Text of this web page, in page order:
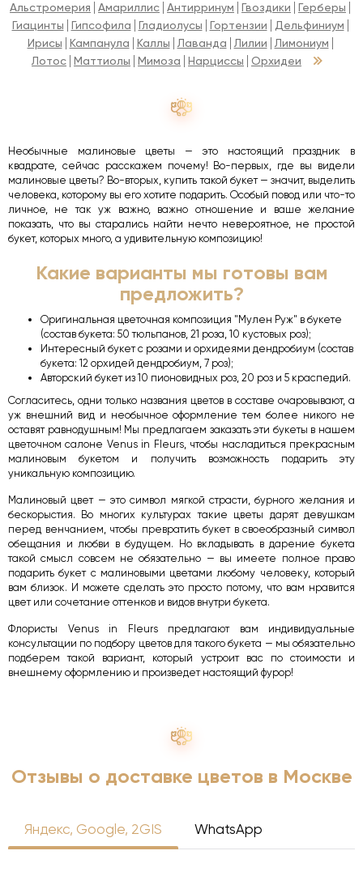
Альстромерия Амариллис Антирринум Гвоздики
Герберы
Гиацинты
Гипсофила Гладиолусы Гортензии
Дельфиниум
Ирисы
Кампанула Каллы Лаванда Лилии
Лимониум
Лотос Маттиолы Мимоза Нарциссы Орхидеи
Необычные малиновые цветы — это настоящий праздник в
квадрате, сейчас расскажем почему! Во-первых, где вы видели
малиновые цветы? Во-вторых, купить такой букет — значит, выделить
человека, которому вы его хотите подарить. Особый повод или что-то
личное, не так уж важно, важно отношение и ваше желание
показать, что вы старались найти нечто невероятное, не простой
букет, которых много, а удивительную композицию!
Какие варианты мы готовы вам
предложить?
Оригинальная цветочная композиция "Мулен Руж" в букете
(состав букета: 50 тюльпанов, 21 роза, 10 кустовых роз);
Интересный букет с розами и орхидеями дендробиум (состав
букета: 12 орхидей дендробиум, 7 роз);
Авторский букет из 10 пионовидных роз, 20 роз и 5 краспедий.
Согласитесь, одни только названия цветов в составе очаровывают, а
уж внешний вид и необычное оформление тем более никого не
оставят равнодушным! Мы предлагаем заказать эти букеты в нашем
цветочном салоне Venus in Fleurs, чтобы насладиться прекрасным
малиновым букетом и получить возможность подарить эту
уникальную композицию.
Малиновый цвет — это символ мягкой страсти, бурного желания и
бескорыстия. Во многих культурах такие цветы дарят девушкам
перед венчанием, чтобы превратить букет в своеобразный символ
обещания и любви в будущем. Но вкладывать в дарение букета
такой смысл совсем не обязательно — вы имеете полное право
подарить букет с малиновыми цветами любому человеку, который
вам близок. И можете сделать это просто потому, что вам нравится
цвет или сочетание оттенков и видов внутри букета.
Флористы Venus in Fleurs предлагают вам индивидуальные
консультации по подбору цветов для такого букета — мы обязательно
подберем такой вариант, который устроит вас по стоимости и
внешнему оформлению и произведет настоящий фурор!
Отзывы о доставке цветов в Москве
Яндекс, Google, 2GIS WhatsApp